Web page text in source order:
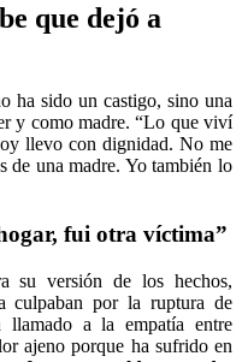
que dejó a
ha sido un castigo, sino una
y como madre. “Lo que viví
llevo con dignidad. No me
de una madre. Yo también lo
fui otra víctima”
su versión de los hechos,
culpaban por la ruptura de
a la empatía entre
ajeno porque ha sufrido en